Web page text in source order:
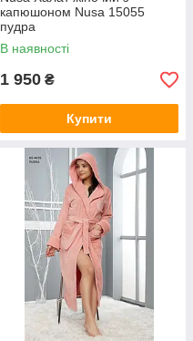
капюшоном Nusa 15055
пудра
В наявності
1 950 ₴
Купити